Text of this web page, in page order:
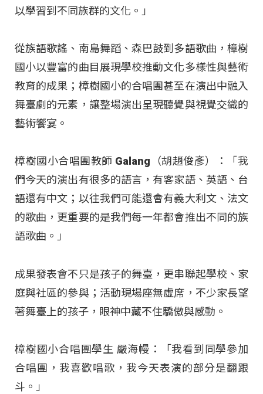
以學習到不同族群的文化。」
從族語歌謠、南島舞蹈、森巴鼓到多語歌曲，樟樹
國小以豐富的曲目展現學校推動文化多樣性與藝術
教育的成果；樟樹國小的合唱團甚至在演出中融入
舞臺劇的元素，讓整場演出呈現聽覺與視覺交織的
藝術饗宴。
樟樹國小合唱團教師 Galang（胡趙俊彥）：「我
們今天的演出有很多的語言，有客家語、英語、台
語還有中文；以往我們可能還會有義大利文、法文
的歌曲，更重要的是我們每一年都會推出不同的族
語歌曲。」
成果發表會不只是孩子的舞臺，更串聯起學校、家
庭與社區的參與；活動現場座無虛席，不少家長望
著舞臺上的孩子，眼神中藏不住驕傲與感動。
樟樹國小合唱團學生 嚴海幔：「我看到同學參加
合唱團，我喜歡唱歌，我今天表演的部分是翻跟
斗。」